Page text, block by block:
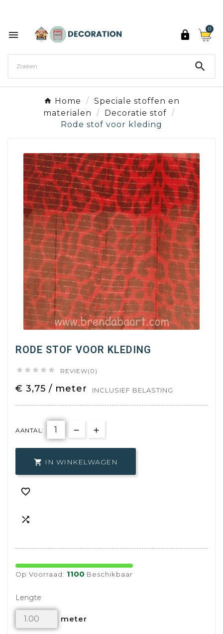
 
0

Home
Speciale stoffen en
materialen
Decoratie stof
Rode stof voor kleding
RODE STOF VOOR KLEDING
     REVIEW(0)
€ 3,75 / meter INCLUSIEF BELASTING
AANTAL:
 IN WINKELWAGEN


Op Voorraad: 1100 Beschikbaar
Lengte
meter